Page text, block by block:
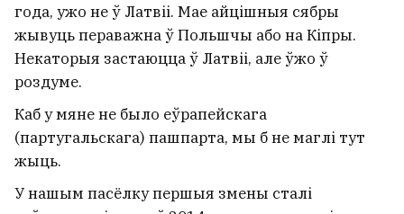
года, ужо не ў Латвіі. Мае айцішныя сябры
жывуць пераважна ў Польшчы або на Кіпры.
Некаторыя застаюцца ў Латвіі, але ўжо ў
роздуме.
Каб у мяне не было еўрапейскага
(партугальскага) пашпарта, мы б не маглі тут
жыць.
У нашым пасёлку першыя змены сталі